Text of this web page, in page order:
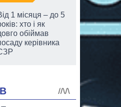
1 місяця – до 5
хто і як
обіймав
керівника